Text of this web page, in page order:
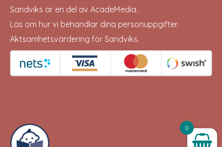
Sandviks är en del av AcadeMedia.
Läs om hur vi behandlar dina personuppgifter.
Aktsamhetsvärdering för Sandviks.
0